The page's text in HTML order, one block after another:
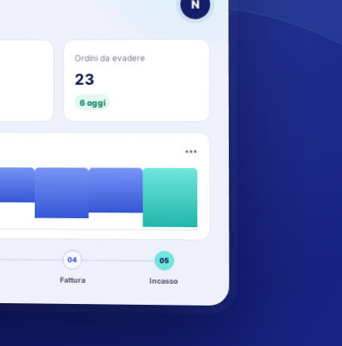
N
Ordini da evadere
23
6 oggi
•••
04
Fattura
05
Incasso